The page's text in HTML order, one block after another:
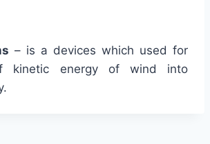
– is a devices which used for
kinetic energy of wind into